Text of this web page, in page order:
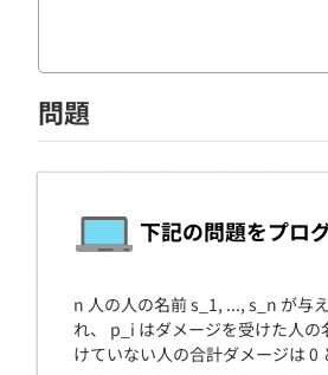
問題
下記の問題をプロ
n 人の人の名前 s_1, ..., s_n が与
れ、 p_i はダメージを受けた人
けていない人の合計ダメージは 0